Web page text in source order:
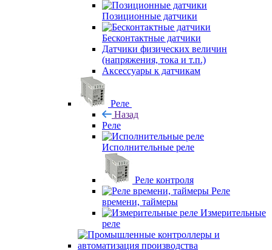
Позиционные датчики
Бесконтактные датчики
Датчики физических величин
(напряжения, тока и т.п.)
Аксессуары к датчикам
Реле
Назад
Реле
Исполнительные реле
Реле контроля
Реле
времени, таймеры
Измерительные
реле